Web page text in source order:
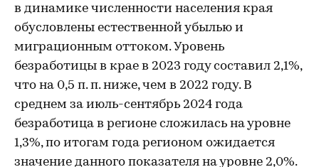
в динамике численности населения края
обусловлены естественной убылью и
миграционным оттоком. Уровень
безработицы в крае в 2023 году составил 2,1%,
что на 0,5 п. п. ниже, чем в 2022 году. В
среднем за июль-сентябрь 2024 года
безработица в регионе сложилась на уровне
1,3%, по итогам года регионом ожидается
значение данного показателя на уровне 2,0%.